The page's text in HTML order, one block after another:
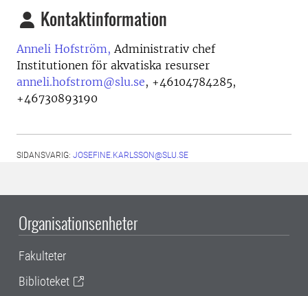
Kontaktinformation
Anneli Hofström, Administrativ chef
Institutionen för akvatiska resurser
anneli.hofstrom@slu.se, +46104784285,
+46730893190
SIDANSVARIG: JOSEFINE.KARLSSON@SLU.SE
Organisationsenheter
Fakulteter
Biblioteket